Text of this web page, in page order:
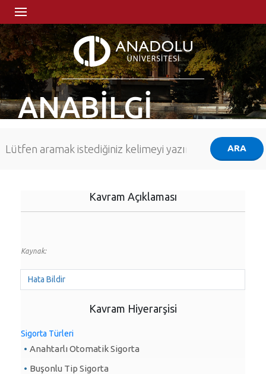
ANABİLGİ
Kavram Açıklaması
Kaynak:
Hata Bildir
Kavram Hiyerarşisi
Sigorta Türleri
Anahtarlı Otomatik Sigorta
Buşonlu Tip Sigorta